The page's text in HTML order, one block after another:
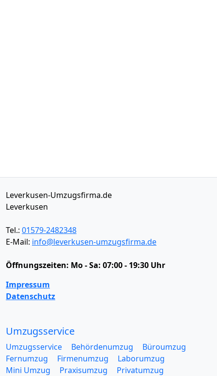
Leverkusen-Umzugsfirma.de
Leverkusen
Tel.: 01579-2482348
E-Mail: info@leverkusen-umzugsfirma.de
Öffnungszeiten: Mo - Sa: 07:00 - 19:30 Uhr
Impressum
Datenschutz
Umzugsservice
Umzugsservice Behördenumzug
Büroumzug
Fernumzug
Firmenumzug
Laborumzug
Mini Umzug
Praxisumzug
Privatumzug